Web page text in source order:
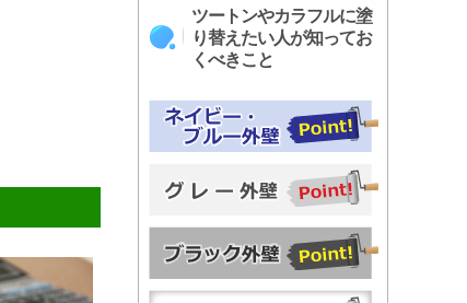
ツートンやカラフルに塗
り替えたい人が知ってお
くべきこと